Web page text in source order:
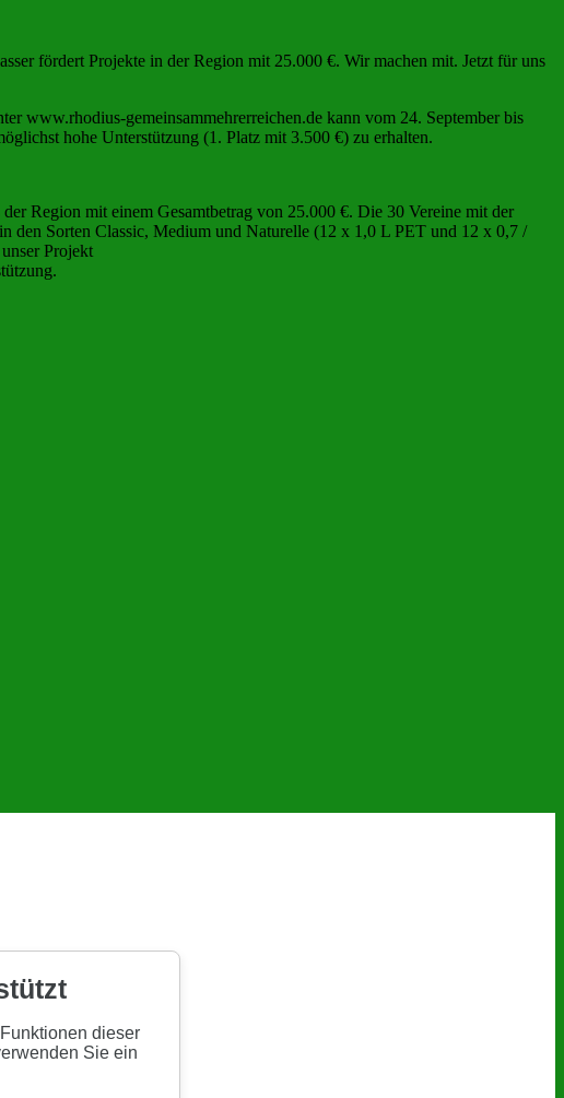
fördert Projekte in der Region mit 25.000 €. Wir machen mit. Jetzt für uns
www.rhodius-gemeinsammehrerreichen.de kann vom 24. September bis
hohe Unterstützung (1. Platz mit 3.500 €) zu erhalten.
Region mit einem Gesamtbetrag von 25.000 €. Die 30 Vereine mit der
den Sorten Classic, Medium und Naturelle (12 x 1,0 L PET und 12 x 0,7 /
Projekt